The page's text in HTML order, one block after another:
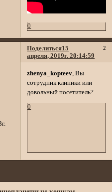
0
Поделиться 2
15
апреля, 2019г. 20:14:59
zhenya_kopteev, Вы
сотрудник клиники или
довольный посетитель?
0